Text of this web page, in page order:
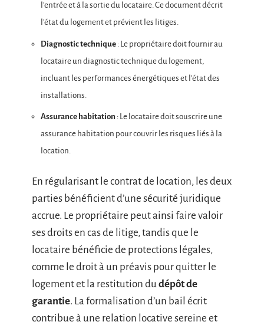
l’entrée et à la sortie du locataire. Ce document décrit
l’état du logement et prévient les litiges.
Diagnostic technique : Le propriétaire doit fournir au
locataire un diagnostic technique du logement,
incluant les performances énergétiques et l’état des
installations.
Assurance habitation : Le locataire doit souscrire une
assurance habitation pour couvrir les risques liés à la
location.
En régularisant le contrat de location, les deux
parties bénéficient d’une sécurité juridique
accrue. Le propriétaire peut ainsi faire valoir
ses droits en cas de litige, tandis que le
locataire bénéficie de protections légales,
comme le droit à un préavis pour quitter le
logement et la restitution du dépôt de
garantie. La formalisation d’un bail écrit
contribue à une relation locative sereine et